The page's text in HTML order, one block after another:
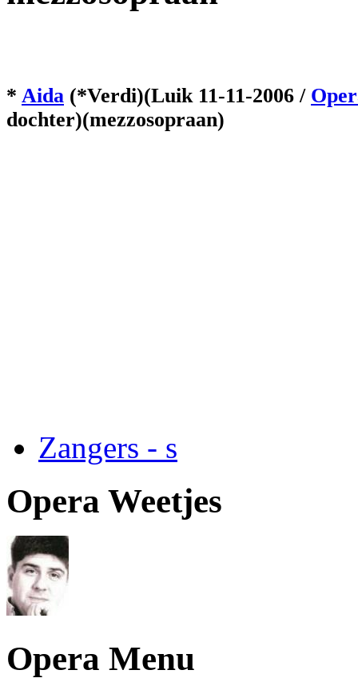
* Aida (*Verdi)(Luik 11-11-2006 /
dochter)(mezzosopraan)
Zangers - s
Opera Weetjes
Opera Menu